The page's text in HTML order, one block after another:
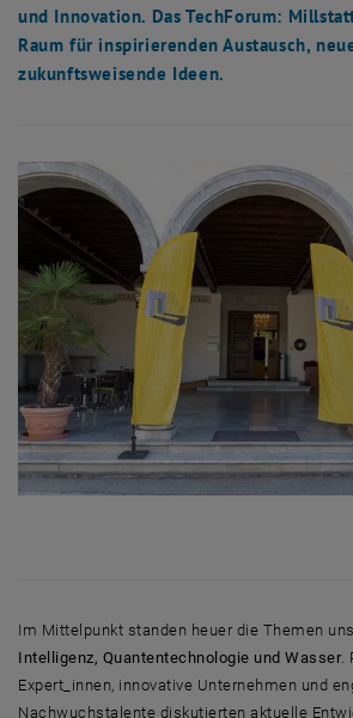
und Innovation. Das TechForum:
Raum für inspirierenden Austausch,
zukunftsweisende Ideen.
Im Mittelpunkt standen heuer die Themen
Intelligenz, Quantentechnologie und Wasser.
Expert_innen, innovative Unternehmen und
Nachwuchstalente diskutierten aktuelle